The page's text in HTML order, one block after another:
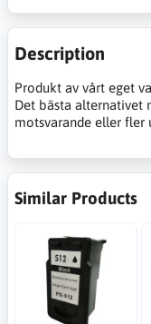
Description
Produkt av vårt eget
Det bästa alternativet
motsvarande eller
Similar Products